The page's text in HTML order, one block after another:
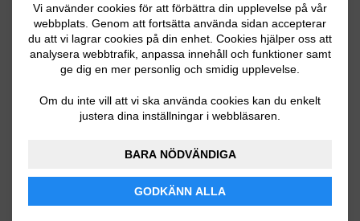
Vi använder cookies för att förbättra din upplevelse på vår
webbplats. Genom att fortsätta använda sidan accepterar
du att vi lagrar cookies på din enhet. Cookies hjälper oss att
analysera webbtrafik, anpassa innehåll och funktioner samt
ge dig en mer personlig och smidig upplevelse.
Om du inte vill att vi ska använda cookies kan du enkelt
justera dina inställningar i webbläsaren.
BARA NÖDVÄNDIGA
GODKÄNN ALLA
från 1929. Alternativt någon
välrenommerad kompetens inom
byggnadsvård som kan hjälpa oss med
underlag till en ansökan om bygglov för
borttagande av fönstren om det inte
bedöms rimligt med renovering.
06.13.2026 07:31
Fönster / Fönsterrenovering